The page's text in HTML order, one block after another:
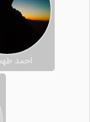
احمد